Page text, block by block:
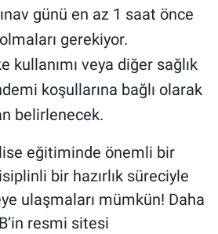
günü en az 1 saat önce
gerekiyor.
kullanımı veya diğer sağlık
koşullarına bağlı olarak
belirlenecek.
eğitiminde önemli bir
bir hazırlık süreciyle
ulaşmaları mümkün! Daha
resmi sitesi